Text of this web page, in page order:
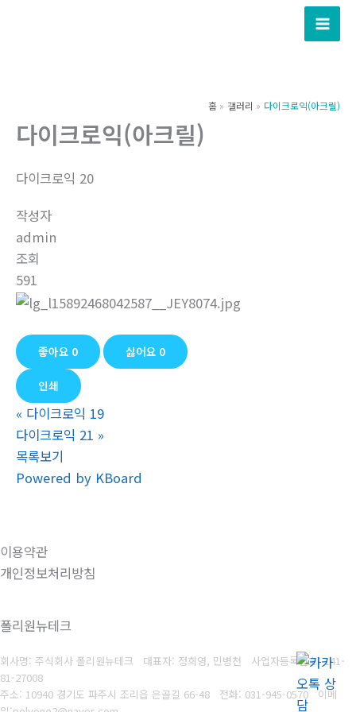
홈 갤러리 다이크로익(아크릴)
다이크로익(아크릴)
다이크로익 20
작성자
admin
조회
591
좋아요 0 싫어요 0
인쇄
« 다이크로익 19
다이크로익 21 »
목록보기
Powered by KBoard
이용약관
개인정보처리방침
폴리원뉴테크
회사명: 주식회사 폴리원뉴테크 대표자: 정희영, 민병천 사업자등록번호:141-
81-27008
주소: 10940 경기도 파주시 조리읍 은골길 66-48 전화: 031-945-0570 이메